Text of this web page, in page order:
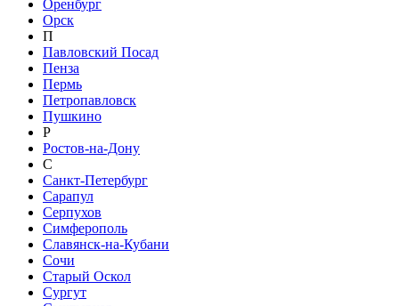
Оренбург
Орск
П
Павловский Посад
Пенза
Пермь
Петропавловск
Пушкино
Р
Ростов-на-Дону
С
Санкт-Петербург
Сарапул
Серпухов
Симферополь
Славянск-на-Кубани
Сочи
Старый Оскол
Сургут